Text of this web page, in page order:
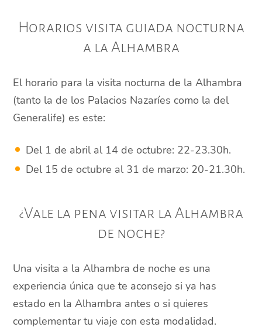
Horarios visita guiada nocturna
a la Alhambra
El horario para la visita nocturna de la Alhambra
(tanto la de los Palacios Nazaríes como la del
Generalife) es este:
Del 1 de abril al 14 de octubre: 22-23.30h.
Del 15 de octubre al 31 de marzo: 20-21.30h.
¿Vale la pena visitar la Alhambra
de noche?
Una visita a la Alhambra de noche es una
experiencia única que te aconsejo si ya has
estado en la Alhambra antes o si quieres
complementar tu viaje con esta modalidad.